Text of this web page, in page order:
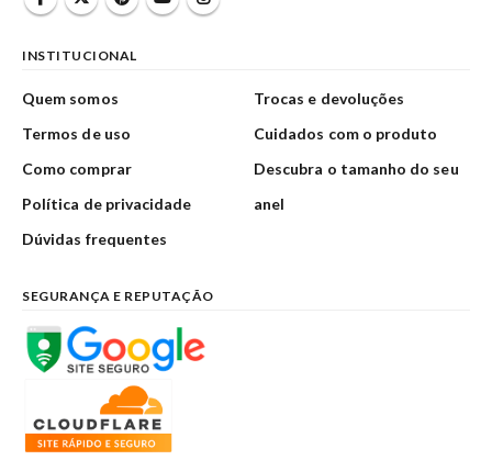
INSTITUCIONAL
Quem somos
Termos de uso
Como comprar
Política de privacidade
Dúvidas frequentes
Trocas e devoluções
Cuidados com o produto
Descubra o tamanho do seu
anel
SEGURANÇA E REPUTAÇÃO